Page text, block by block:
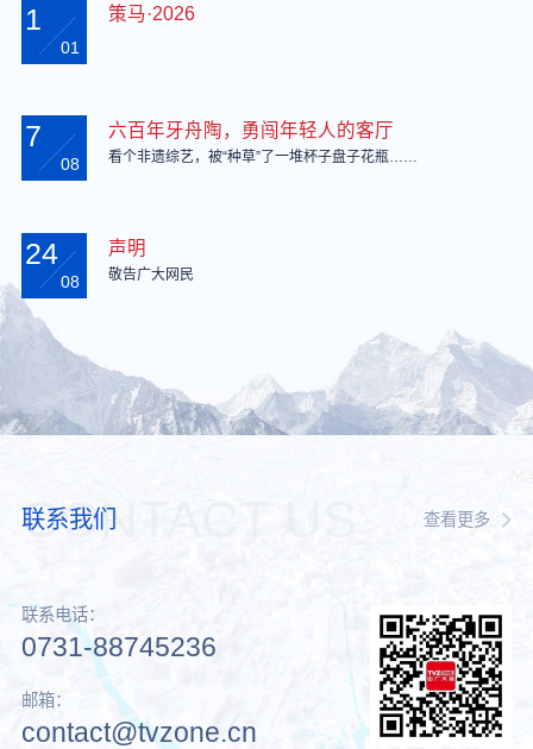
1
01
策马·2026
7
08
六百年牙舟陶，勇闯年轻人的客厅
看个非遗综艺，被“种草”了一堆杯子盘子花瓶……
24
08
声明
敬告广大网民
CONTACT US
联系我们 查看更多
联系电话：
0731-88745236
邮箱：
contact@tvzone.cn